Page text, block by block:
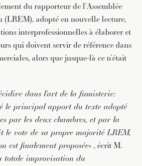
du rapporteur de l’Assemblée
(LREM), adopté en nouvelle lecture,
interprofessionnelles à élaborer et
qui doivent servir de référence dans
alors que jusque-là ce n’était
dans l’art de la fumisterie:
le principal apport du texte adopté
par les deux chambres, et par la
le vote de sa propre majorité LREM,
est finalement proposée« , écrit M.
totale improvisation du